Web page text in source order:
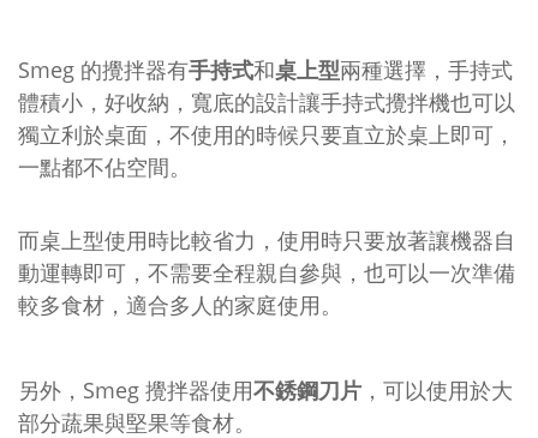
Smeg 的攪拌器有手持式和桌上型兩種選擇，手持式
體積小，好收納，寬底的設計讓手持式攪拌機也可以
獨立利於桌面，不使用的時候只要直立於桌上即可，
一點都不佔空間。
而桌上型使用時比較省力，使用時只要放著讓機器自
動運轉即可，不需要全程親自參與，也可以一次準備
較多食材，適合多人的家庭使用。
另外，Smeg 攪拌器使用不銹鋼刀片 ，可以使用於大
部分蔬果與堅果等食材。